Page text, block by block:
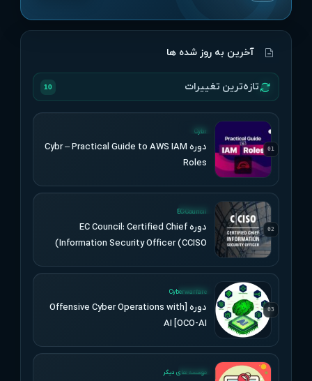
آخرین به روز شده ها
تازه‌ترین تغییرات 10
01
UPDATED
Cybr
دوره Cybr – Practical Guide to AWS IAM
Roles
02
UPDATED
EC-Council
دوره EC Council: Certified Chief
Information Security Officer (CCISO)
03
UPDATED
Cyberwarfare
دوره [Offensive Cyber Operations with
AI [OCO-AI
موسسه های دیگر